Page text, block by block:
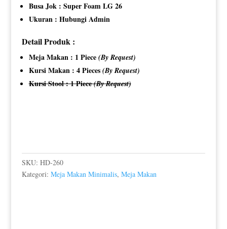
Busa Jok : Super Foam LG 26
Ukuran : Hubungi Admin
Detail Produk :
Meja Makan : 1 Piece (By Request)
Kursi Makan : 4 Pieces (By Request)
Kursi Stool : 1 Piece(By Request)
SKU: HD-260
Kategori: Meja Makan Minimalis, Meja Makan